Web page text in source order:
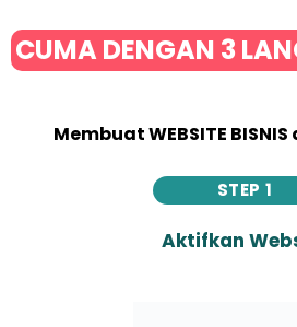
CUMA DENGAN 3
Membuat WEBSITE
STEP 1
Aktifkan